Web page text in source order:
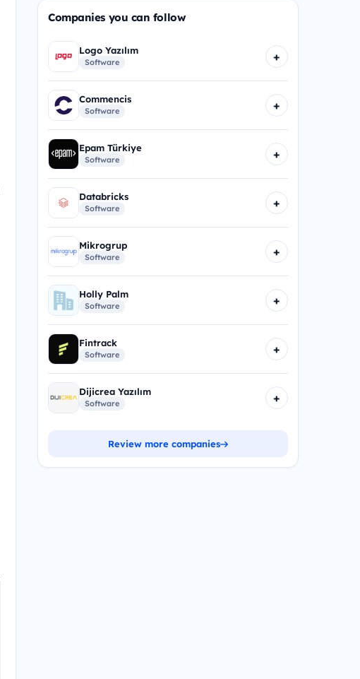
Companies you can follow
Logo Yazılım
Software +
Commencis
Software +
Epam Türkiye
Software +
Databricks
Software +
Mikrogrup
Software +
Holly Palm
Software +
Fintrack
Software +
Dijicrea Yazılım
Software +
Review more companies